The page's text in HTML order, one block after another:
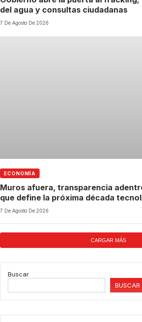
del agua y consultas ciudadanas
7 De Agosto De 2026
ECONOMÍA
Muros afuera, transparencia
que define la próxima década
7 De Agosto De 2026
CARGAR MÁS
Buscar
BUSCAR